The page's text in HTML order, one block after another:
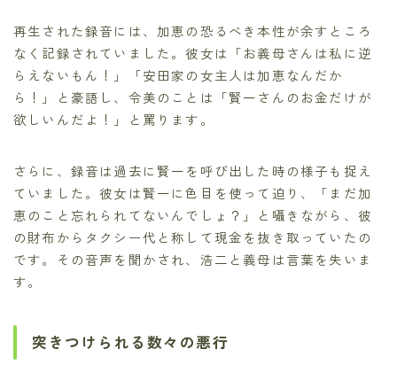
再生された録音には、加恵の恐るべき本性が余すところ
なく記録されていました。彼女は「お義母さんは私に逆
らえないもん！」「安田家の女主人は加恵なんだか
ら！」と豪語し、令美のことは「賢一さんのお金だけが
欲しいんだよ！」と罵ります。
さらに、録音は過去に賢一を呼び出した時の様子も捉え
ていました。彼女は賢一に色目を使って迫り、「まだ加
恵のこと忘れられてないんでしょ？」と囁きながら、彼
の財布からタクシー代と称して現金を抜き取っていたの
です。その音声を聞かされ、浩二と義母は言葉を失いま
す。
突きつけられる数々の悪行